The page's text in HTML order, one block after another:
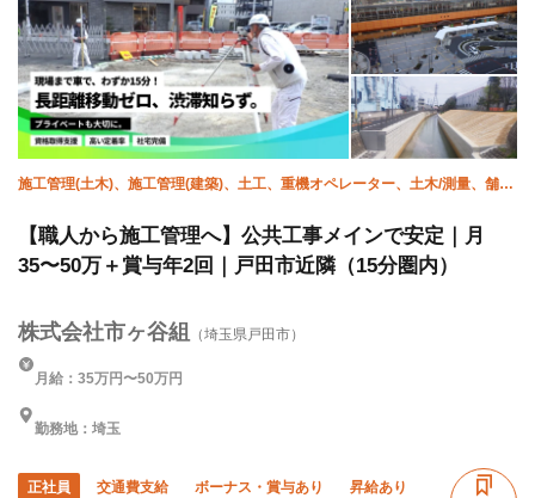
施工管理(土木)、施工管理(建築)、土工、重機オペレーター、土木/測量、舗
【職人から施工管理へ】公共工事メインで安定｜月
35〜50万＋賞与年2回｜戸田市近隣（15分圏内）
株式会社市ヶ谷組 （埼玉県戸田市）
月給：35万円〜50万円
勤務地：埼玉
正社員 交通費支給 ボーナス・賞与あり 昇給あり